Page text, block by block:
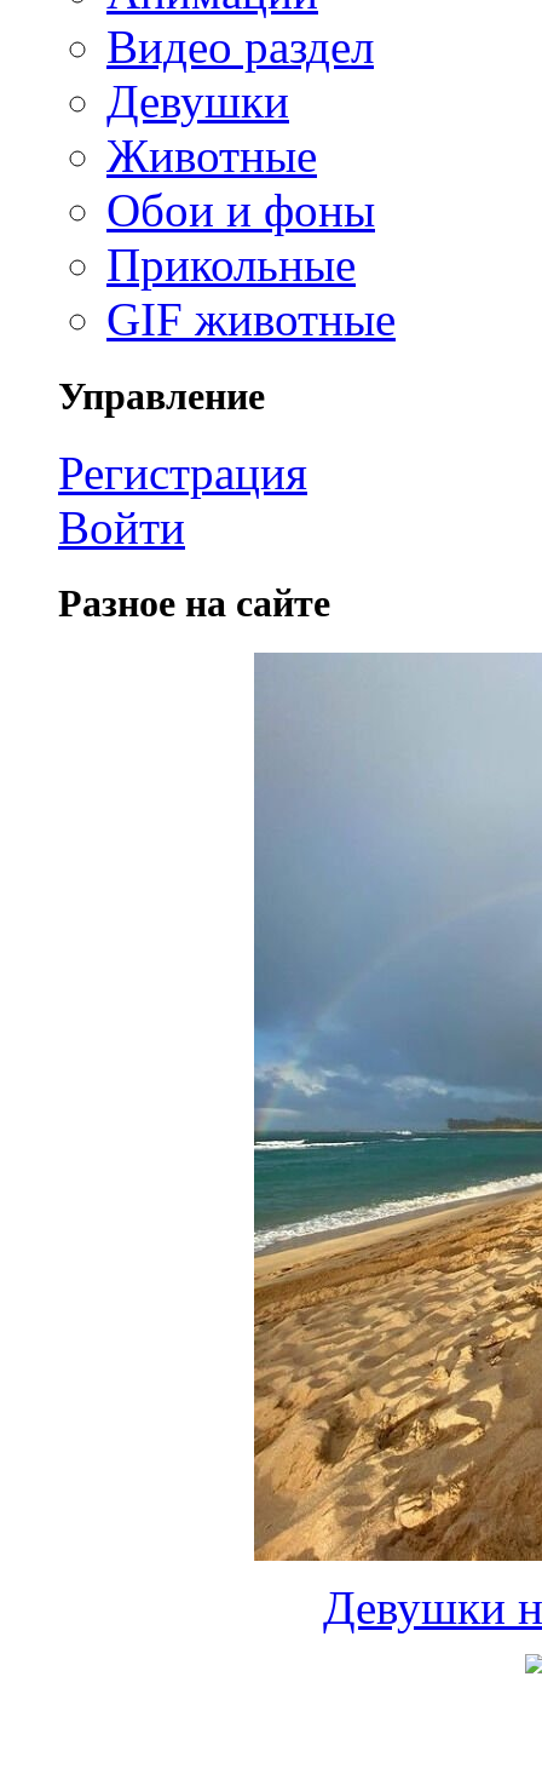
Видео раздел
Девушки
Животные
Обои и фоны
Прикольные
GIF животные
Управление
Регистрация
Войти
Разное на сайте
Девушки